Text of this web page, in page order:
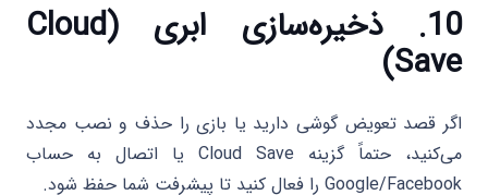
10. ذخیره‌سازی ابری (Cloud
Save)
اگر قصد تعویض گوشی دارید یا بازی را حذف و نصب مجدد
می‌کنید، حتماً گزینه Cloud Save یا اتصال به حساب
Google/Facebook را فعال کنید تا پیشرفت شما حفظ شود.